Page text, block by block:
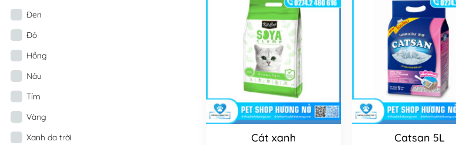
Đen
Đỏ
Hồng
Nâu
Tím
Vàng
Xanh da trời
Cát xanh Catsan 5L